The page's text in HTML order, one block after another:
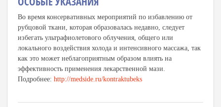
Во время консервативных мероприятий по избавлению от
рубцовой ткани, которая образовалась недавно, следует
избегать ультрафиолетового облучения, общего или
локального воздействия холода и интенсивного массажа, так
как это может неблагоприятным образом влиять на
эффективность применения лекарственной мази.
Подробнее: http://medside.ru/kontraktubeks